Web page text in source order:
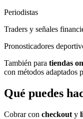
Periodistas
Traders y señales
Pronosticadores
También para tiendas
con métodos adaptados
Qué puedes
Cobrar con checkout y